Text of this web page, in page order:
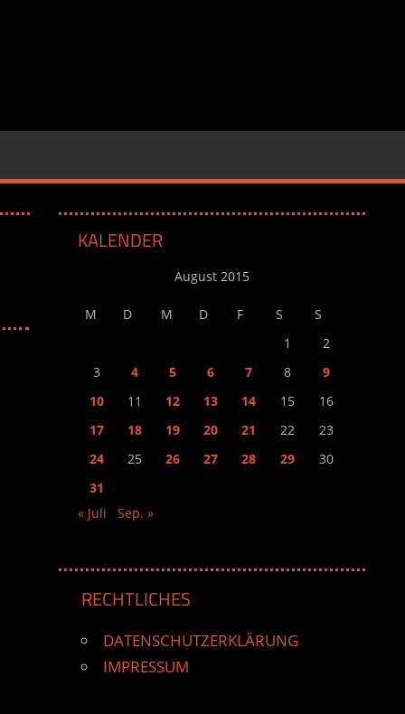
KALENDER
August 2015
M D M D F S
S
1
2
3
4 5 6 7 8
9
10
11 12 13 14 15
16
17
18 19 20 21 22
23
24
25 26 27 28 29
30
31
« Juli
Sep. »
RECHTLICHES
DATENSCHUTZERKLÄRUNG
IMPRESSUM